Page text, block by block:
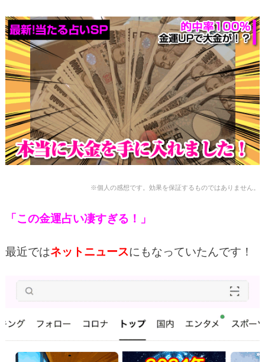
※個人の感想です。効果を保証するものではありません。
「この金運占い凄すぎる！」
最近ではネットニュースにもなっていたんです！